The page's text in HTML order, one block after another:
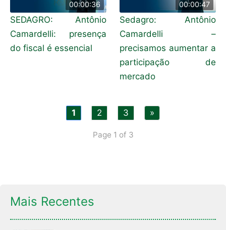
00:00:36
SEDAGRO: Antônio
Camardelli: presença
do fiscal é essencial
00:00:47
Sedagro: Antônio
Camardelli –
precisamos aumentar a
participação de
mercado
1 2 3 »
Page 1 of 3
Mais Recentes